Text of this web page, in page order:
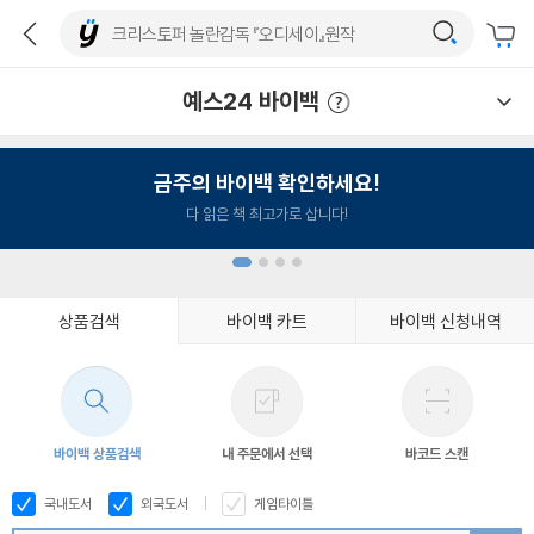
예스24 바이백
금주의 바이백 확인하세요!
다 읽은 책 최고가로 삽니다!
상품검색 바이백 카트 바이백 신청내역
바이백 상품검색 내 주문에서 선택 바코드 스캔
국내도서 외국도서 게임타이틀